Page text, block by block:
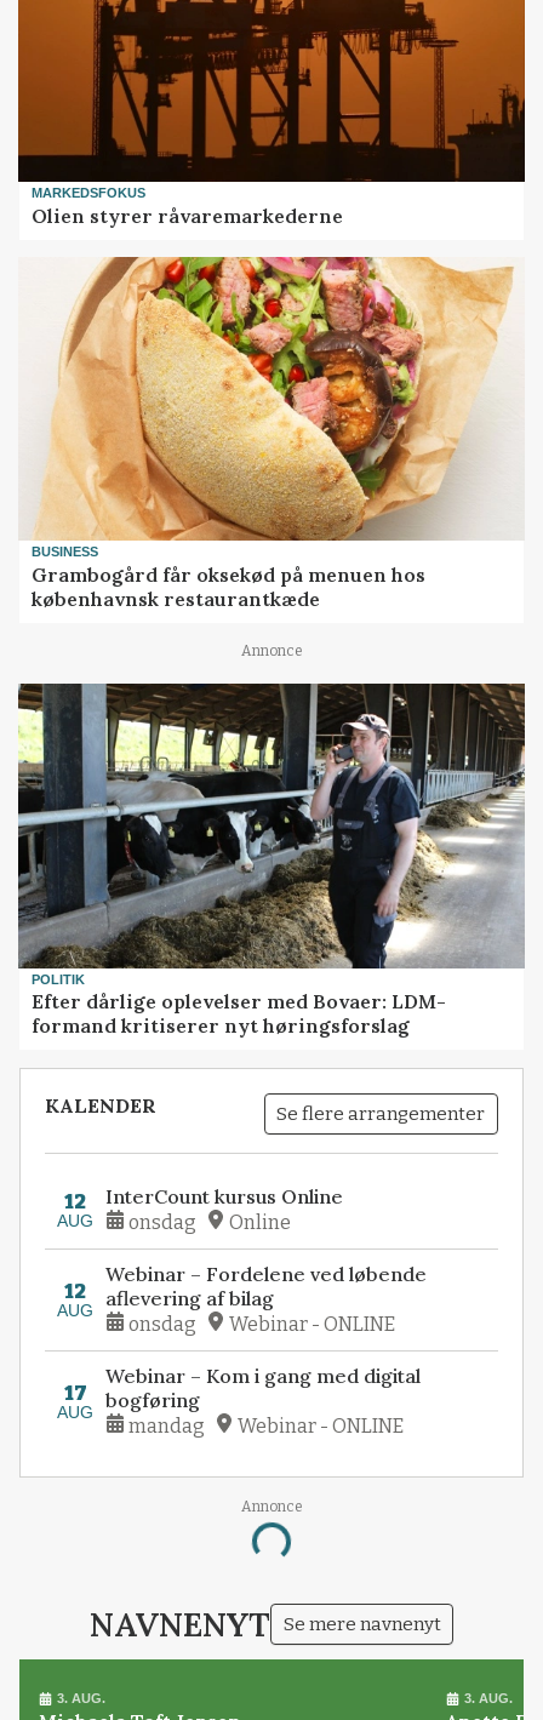
MARKEDSFOKUS
Olien styrer råvaremarkederne
BUSINESS
Grambogård får oksekød på menuen hos
københavnsk restaurantkæde
Annonce
POLITIK
Efter dårlige oplevelser med Bovaer: LDM-
formand kritiserer nyt høringsforslag
KALENDER Se flere arrangementer
12
AUG
InterCount kursus Online
onsdag Online
12
AUG
Webinar – Fordelene ved løbende
aflevering af bilag
onsdag Webinar - ONLINE
17
AUG
Webinar – Kom i gang med digital
bogføring
mandag Webinar - ONLINE
Annonce
Loading...
NAVNENYT Se mere navnenyt
3. AUG. 3. AUG.